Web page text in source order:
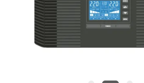
PRIVACIDADE